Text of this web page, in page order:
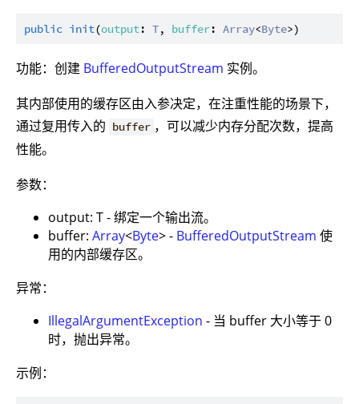
public init(output: T, buffer: Array<Byte
功能：创建 BufferedOutputStream 实例。
其内部使用的缓存区由入参决定，在注重性能的场景下，
通过复用传入的 buffer ，可以减少内存分配次数，提高
性能。
参数：
output: T - 绑定一个输出流。
buffer: Array<Byte> - BufferedOutputStream 使
用的内部缓存区。
异常：
IllegalArgumentException - 当 buffer 大小等于 0
时，抛出异常。
示例：